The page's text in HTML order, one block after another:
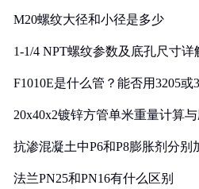
M20螺纹大径和小径是多少
1-1/4 NPT螺纹参数及底孔尺寸详
F1010E是什么管？能否用3205或
20x40x2镀锌方管单米重量计算
抗渗混凝土中P6和P8膨胀剂分别
法兰PN25和PN16有什么区别